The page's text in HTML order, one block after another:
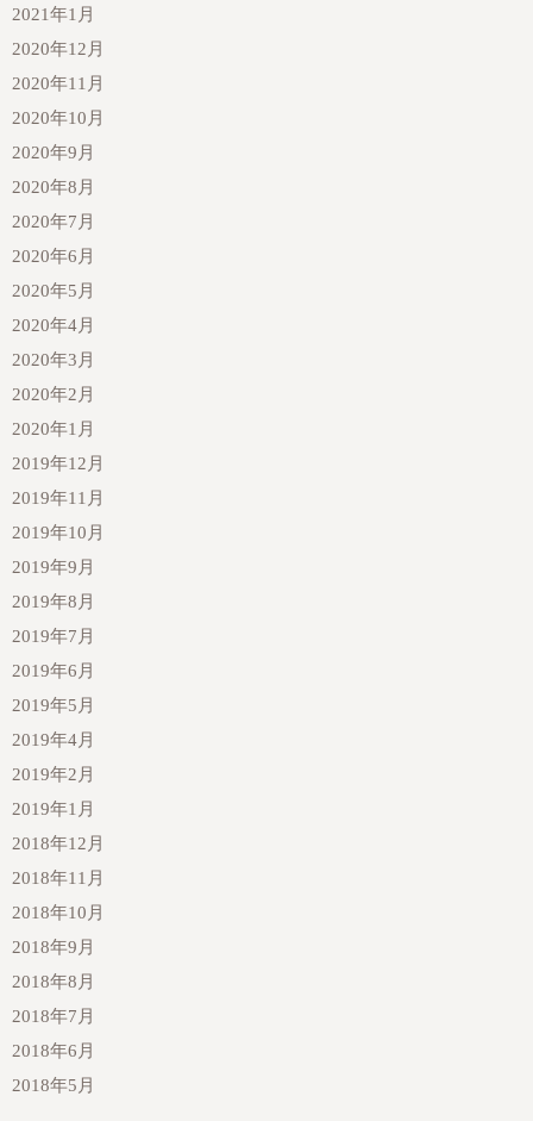
2021年1月
2020年12月
2020年11月
2020年10月
2020年9月
2020年8月
2020年7月
2020年6月
2020年5月
2020年4月
2020年3月
2020年2月
2020年1月
2019年12月
2019年11月
2019年10月
2019年9月
2019年8月
2019年7月
2019年6月
2019年5月
2019年4月
2019年2月
2019年1月
2018年12月
2018年11月
2018年10月
2018年9月
2018年8月
2018年7月
2018年6月
2018年5月